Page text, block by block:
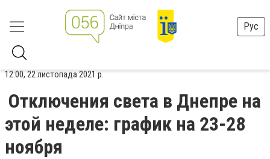
Рус
12:00, 22 листопада 2021 р.
Отключения света в Днепре на
этой неделе: график на 23-28
ноября